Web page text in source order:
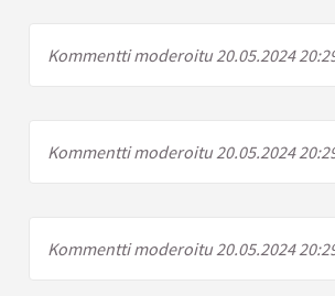
Kommentti moderoitu 20.05.2024
Kommentti moderoitu 20.05.2024
Kommentti moderoitu 20.05.2024